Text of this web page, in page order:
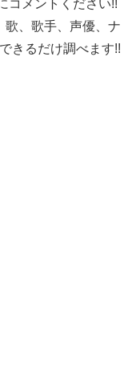
コメントください!!
歌、歌手、声優、ナ
きるだけ調べます!!